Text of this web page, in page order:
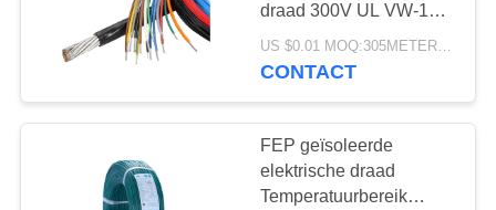
draad 300V UL VW-1
ontvlambaarheid
US $0.01 MOQ:305METER/METERS
CONTACT
FEP geïsoleerde
elektrische draad
Temperatuurbereik